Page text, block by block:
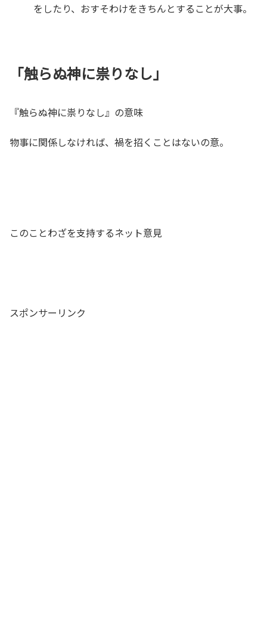
をしたり、おすそわけをきちんとすることが大事。
「触らぬ神に祟りなし」
『触らぬ神に祟りなし』の意味
物事に関係しなければ、禍を招くことはないの意。
このことわざを支持するネット意見
スポンサーリンク